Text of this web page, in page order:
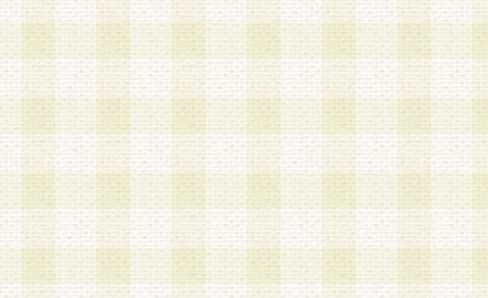
4.会員は、住所、電話番号その他の登録情報につ
合は、速やかに当社所定の変更手続きを行うもの
5.当社は、必要と認めた場合、会員に対して、電
手段により登録情報の対象者が会員登録者本人で
の内容が正確であること、アンケートの回答内容
うことができるものとます。
6.会員は、会員登録後当社が定期的に行う登録情
して、当社指定の期間内に更新手続きを行うもの
該期間内に更新手続きを行わない場合、その時点
発行したポイントは失効されるものとします。